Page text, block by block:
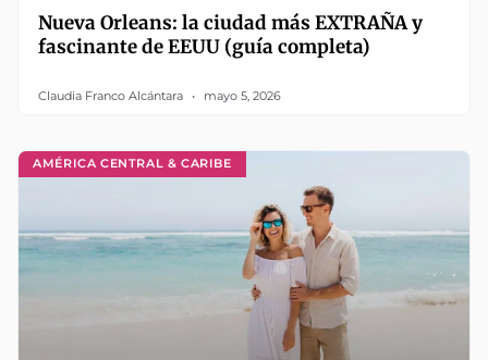
Nueva Orleans: la ciudad más EXTRAÑA y
fascinante de EEUU (guía completa)
Claudia Franco Alcántara mayo 5, 2026
AMÉRICA CENTRAL & CARIBE